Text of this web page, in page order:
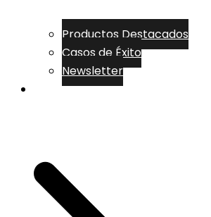
Productos Destacados
Casos de Éxito
Newsletter
PRODUCTOS